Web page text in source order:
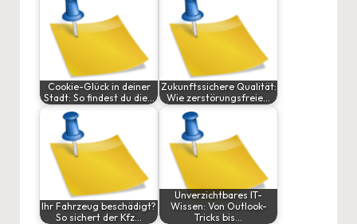
Cookie-Glück in deiner
Stadt: So findest du die…
Zukunftssichere Qualität:
Wie zerstörungsfreie…
Ihr Fahrzeug beschädigt?
So sichert der Kfz…
Unverzichtbares IT-
Wissen: Von Outlook-
Tricks bis…